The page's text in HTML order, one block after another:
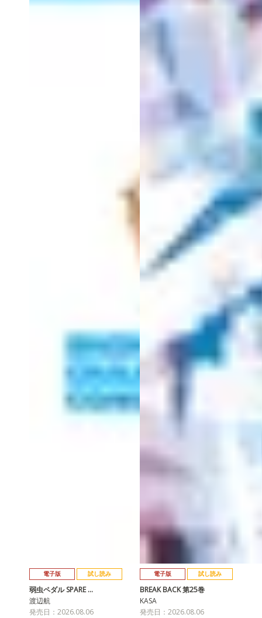
電子版 試し読み
弱虫ペダル SPARE …
渡辺航
発売日：2026.08.06
電子版 試し読み
BREAK BACK 第25巻
KASA
発売日：2026.08.06